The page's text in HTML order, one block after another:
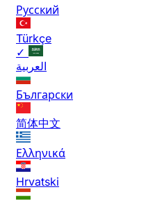
Русский
Türkçe
✓
العربية
Български
简体中文
Ελληνικά
Hrvatski